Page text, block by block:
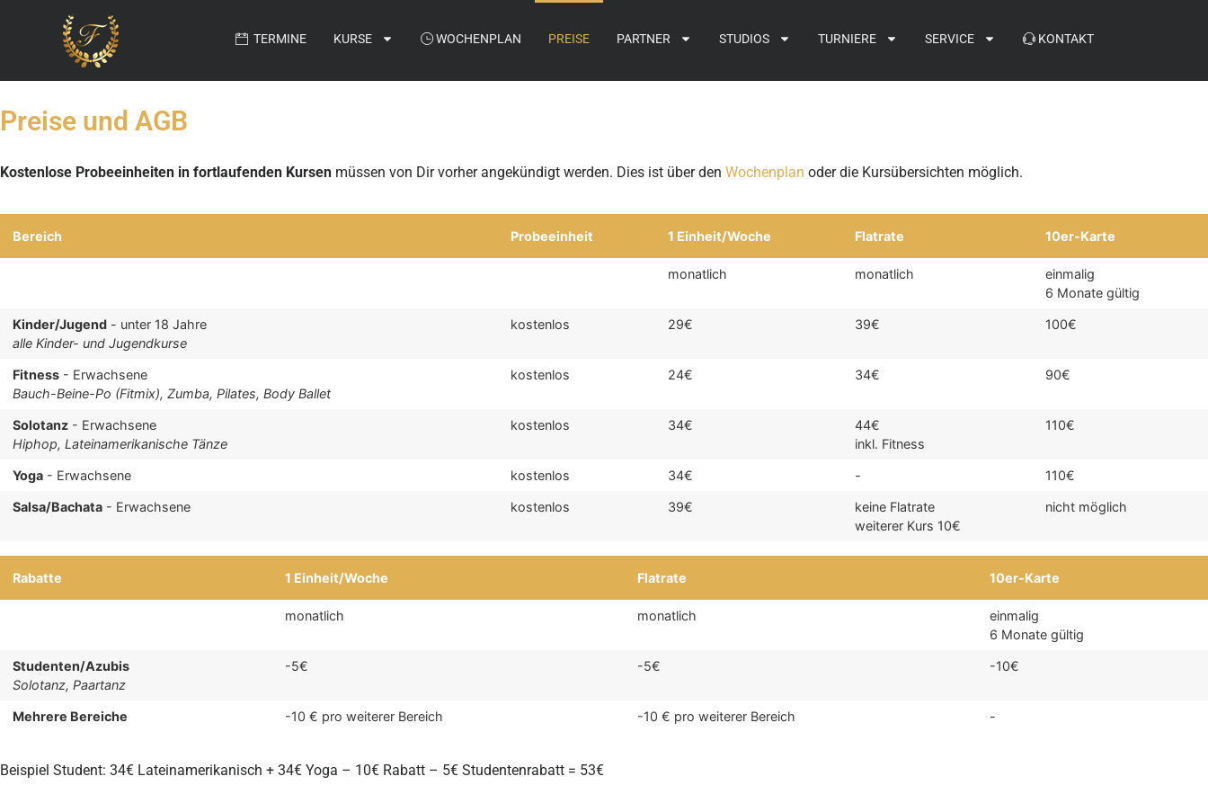
TERMINE KURSE WOCHENPLAN PREISE PARTNER STUDIOS TURNIERE SERVICE KONTAKT
Preise und AGB
Kostenlose Probeeinheiten in fortlaufenden Kursen müssen von Dir vorher angekündigt werden. Dies ist über den Wochenplan oder die Kursübersichten möglich.
Bereich Probeeinheit 1 Einheit/Woche Flatrate 10er-Karte
monatlich monatlich
einmalig
6 Monate gültig
Kinder/Jugend - unter 18 Jahre
alle Kinder- und Jugendkurse
kostenlos 29€ 39€ 100€
Fitness - Erwachsene
Bauch-Beine-Po (Fitmix), Zumba, Pilates, Body Ballet
kostenlos 24€ 34€ 90€
Solotanz - Erwachsene
Hiphop, Lateinamerikanische Tänze
kostenlos 34€
44€
inkl. Fitness
110€
Yoga - Erwachsene kostenlos 34€ - 110€
Salsa/Bachata - Erwachsene kostenlos 39€
keine Flatrate
weiterer Kurs 10€
nicht möglich
Rabatte 1 Einheit/Woche Flatrate 10er-Karte
monatlich monatlich
einmalig
6 Monate gültig
Studenten/Azubis
Solotanz, Paartanz
-5€ -5€ -10€
Mehrere Bereiche -10 € pro weiterer Bereich -10 € pro weiterer Bereich -
Beispiel Student: 34€ Lateinamerikanisch + 34€ Yoga – 10€ Rabatt – 5€ Studentenrabatt = 53€